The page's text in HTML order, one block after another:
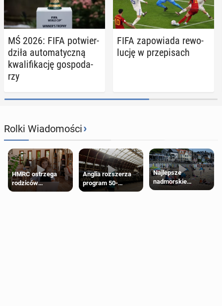
MŚ 2026: FIFA po­twier­
dzi­ła au­to­ma­tycz­ną
kwa­li­fi­ka­cję go­spo­da­
rzy
FIFA za­po­wia­da re­wo­
lu­cję w prze­pi­sach
Rolki Wiadomości›
HMRC ostrzega
rodziców
pobierających Child
Anglia rozszerza
program 50-
procentowych
Najlepsze
nadmorskie
miasteczko blisko